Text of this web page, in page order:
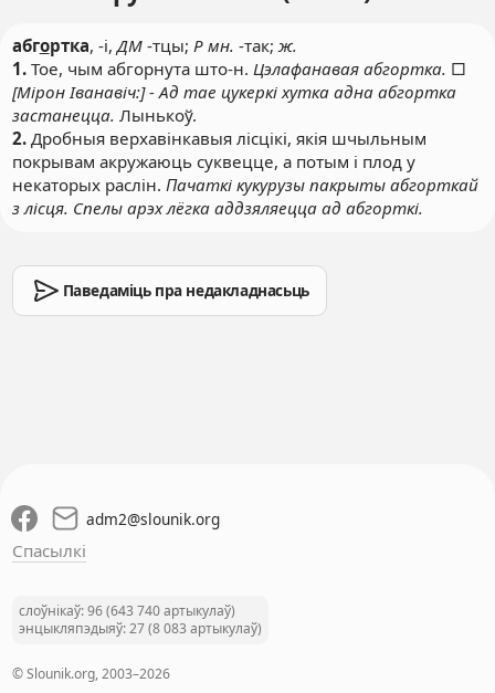
абгортка, -і,ДМ-тцы; Р мн. -так;ж.
1.Тое, чым абгорнута што-н. Цэлафанавая абгортка. □
[Мірон Іванавіч:] - Ад тае цукеркі хутка адна абгортка
застанецца. Лынькоў.
2.Дробныя верхавінкавыя лісцікі, якія шчыльным
покрывам акружаюць суквецце, а потым і плод у
некаторых раслін. Пачаткі кукурузы пакрыты абгорткай
з лісця. Спелы арэх лёгка аддзяляецца ад абгорткі.
Паведаміць пра недакладнасьць
adm2@slounik.org
Спасылкі
слоўнікаў: 96 (643 740 артыкулаў)
энцыкляпэдыяў: 27 (8 083 артыкулаў)
© Slounik.org, 2003–2026